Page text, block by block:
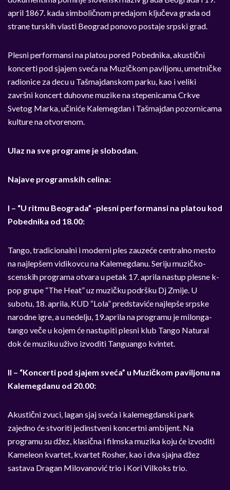
april 1867. kada simboličnom predajom ključeva grada od
strane turskih vlasti Beograd ponovo postaje srpski grad.
Plesni performansi na platou pored Pobednika, akustični
koncerti pod sjajem sveća na Muzičkom paviljonu, umetničke
radionice za decu u Tašmajdanskom parku, kao i veliki
završni koncert duhovne muzike na stepenicama Crkve
Svetog Marka, učiniće Kalemegdan i Tašmajdan pozornicama
kulture na otvorenom.
Ulaz na sve programe je slobodan.
Najave programskih celina:
I – “U ritmu Beograda” -plesni performansi na platou kod
Pobednika od 18.00:
Tango, tradicionalni i moderni ples zauzeće centralno mesto
na najlepšem vidikovcu na Kalemegdanu. Seriju muzičko-
scenskih programa otvara u petak 17. aprila nastup plesne k-
pop grupe “The Heat” uz muzičku podršku Dj Zmije. U
subotu, 18. aprila, KUD “Lola” predstaviće najlepše srpske
narodne igre, a u nedelju, 19.aprila na programu je milonga-
tango veče u kojem će nastupiti plesni klub Tango Natural
dok će muziku uživo izvoditi Tanguango kvintet.
II – “Koncerti pod sjajem sveća” u Muzičkom paviljonu na
Kalemegdanu od 20.00:
Akustični zvuci, lagan sjaj sveća i kalemegdanski park
zajedno će stvoriti jedinstveni koncertni ambijent. Na
programu su džez, klasična i filmska muzika koju će izvoditi
Kameleon kvartet, kvartet Rosher, kao i dva sjajna džez
sastava Dragan Milovanović trio i Kori Vilkoks trio.